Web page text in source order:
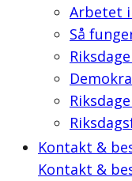
Arbetet
Så
Kontakt &
Kontakt &